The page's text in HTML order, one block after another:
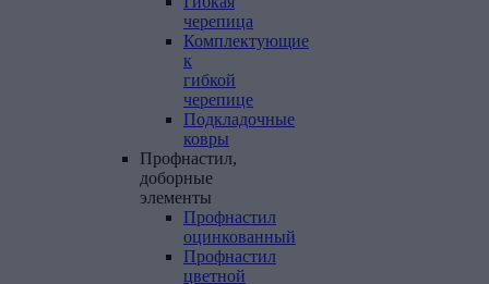
черепица
Комплектующие
к
гибкой
черепице
Подкладочные
ковры
Профнастил,
доборные
элементы
Профнастил
оцинкованный
Профнастил
цветной